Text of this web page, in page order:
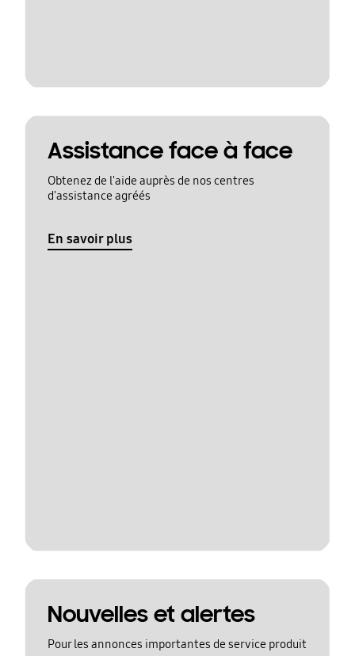
Assistance face à face
Obtenez de l'aide auprès de nos centres
d'assistance agréés
En savoir plus
Nouvelles et alertes
Pour les annonces importantes de service produit